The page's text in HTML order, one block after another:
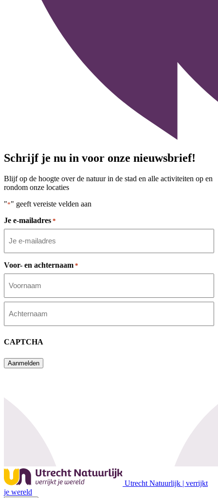
Schrijf je nu in voor onze nieuwsbrief!
Blijf op de hoogte over de natuur in de stad en alle activiteiten op en
rondom onze locaties
"*" geeft vereiste velden aan
Je e-mailadres *
Voor- en achternaam *
Voornaam
CAPTCHA
Aanmelden
Utrecht Natuurlijk | verrijkt
je wereld